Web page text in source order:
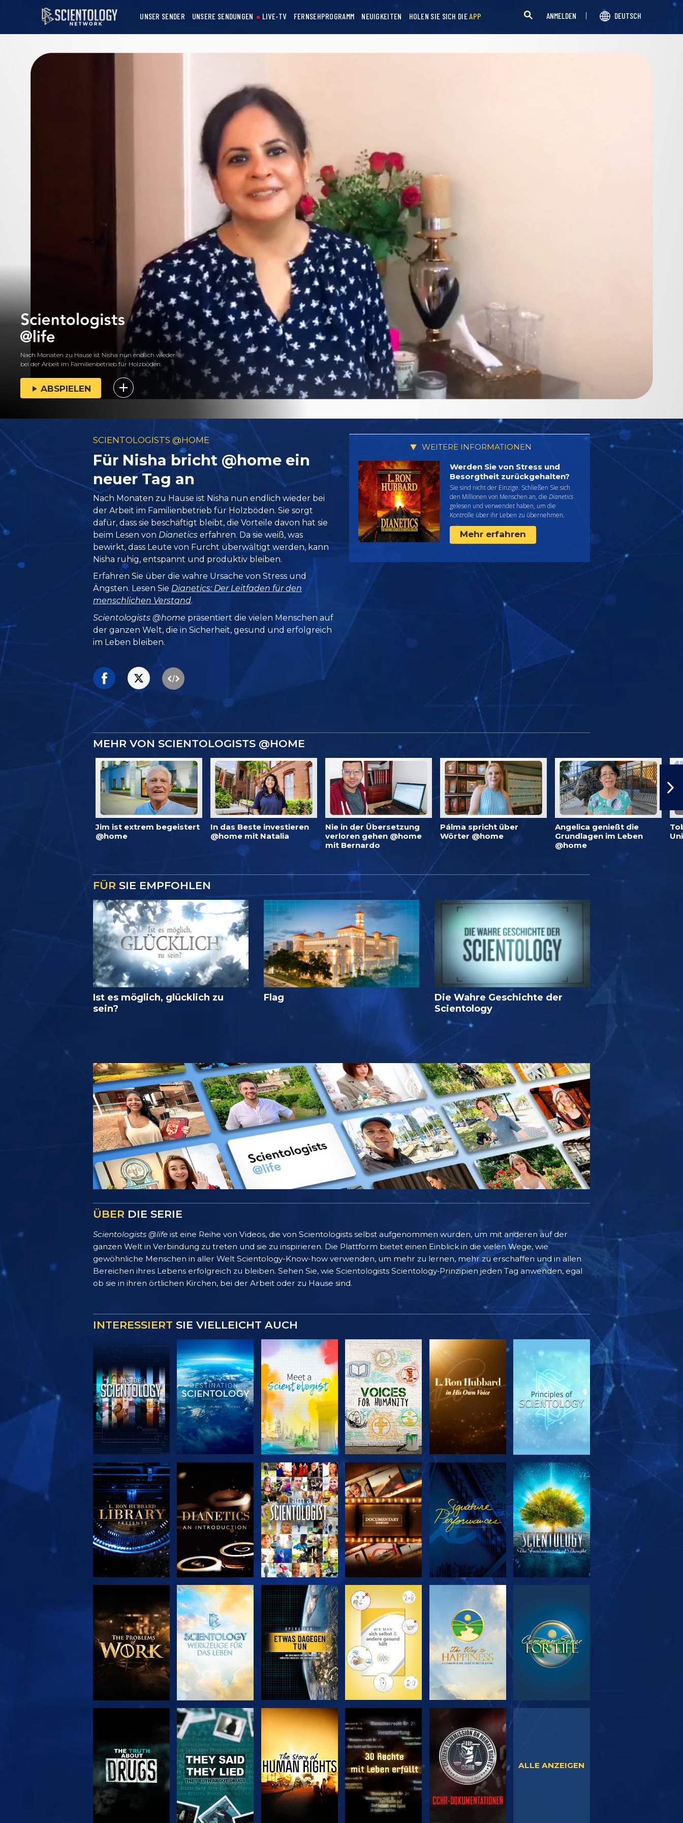
UNSER SENDER UNSERE SENDUNGEN LIVE-TV FERNSEHPROGRAMM NEUIGKEITEN HOLEN SIE SICH DIEAPP ANMELDEN DEUTSCH
Nach Monaten zu Hause ist Nisha nun endlich wieder
bei der Arbeit im Familienbetrieb für Holzböden.
ABSPIELEN
SCIENTOLOGISTS @HOME
Für Nisha bricht @home ein
neuer Tag an
Nach Monaten zu Hause ist Nisha nun endlich wieder bei
der Arbeit im Familienbetrieb für Holzböden. Sie sorgt
dafür, dass sie beschäftigt bleibt, die Vorteile davon hat sie
beim Lesen von Dianetics erfahren. Da sie weiß, was
bewirkt, dass Leute von Furcht überwältigt werden, kann
Nisha ruhig, entspannt und produktiv bleiben.
Erfahren Sie über die wahre Ursache von Stress und
Ängsten. Lesen Sie Dianetics: Der Leitfaden für den
menschlichen Verstand.
Scientologists @home präsentiert die vielen Menschen auf
der ganzen Welt, die in Sicherheit, gesund und erfolgreich
im Leben bleiben.
WEITERE INFORMATIONEN
Werden Sie von Stress und
Besorgtheit zurückgehalten?
Sie sind nicht der Einzige. Schließen Sie sich
den Millionen von Menschen an, die Dianetics
gelesen und verwendet haben, um die
Kontrolle über ihr Leben zu übernehmen.
Mehr erfahren
MEHR VON SCIENTOLOGISTS @HOME
Jim ist extrem begeistert
@home
In das Beste investieren
@home mit Natalia
Nie in der Übersetzung
verloren gehen @home
mit Bernardo
Pálma spricht über
Wörter @home
Angelica genießt die
Grundlagen im Leben
@home
FÜR SIE EMPFOHLEN
Ist es möglich, glücklich zu
sein?
Flag
Die Wahre Geschichte der
Scientology
ÜBER DIE SERIE
Scientologists @life ist eine Reihe von Videos, die von Scientologists selbst aufgenommen wurden, um mit anderen auf der
ganzen Welt in Verbindung zu treten und sie zu inspirieren. Die Plattform bietet einen Einblick in die vielen Wege, wie
gewöhnliche Menschen in aller Welt Scientology-Know-how verwenden, um mehr zu lernen, mehr zu erschaffen und in allen
Bereichen ihres Lebens erfolgreich zu bleiben. Sehen Sie, wie Scientologists Scientology‑Prinzipien jeden Tag anwenden, egal
ob sie in ihren örtlichen Kirchen, bei der Arbeit oder zu Hause sind.
INTERESSIERT SIE VIELLEICHT AUCH
SERIE
ENTDECKEN
SERIE
ENTDECKEN
SERIE
ENTDECKEN
SERIE
ENTDECKEN
SERIE
ENTDECKEN
ANSEHEN
SERIE
ENTDECKEN
ANSEHEN
SERIE
ENTDECKEN
SERIE
ENTDECKEN
SERIE
ENTDECKEN
ANSEHEN ANSEHEN ANSEHEN ANSEHEN
ALLE ANZEIGEN